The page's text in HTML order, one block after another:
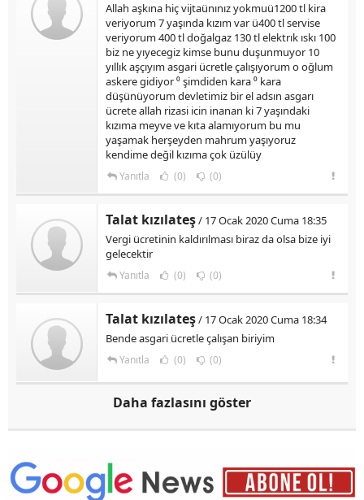
Allah aşkına hiç vijtaünınız yokmuü1200 tl kira
veriyorum 7 yaşında kızım var ü400 tl servise
veriyorum 400 tl doğalgaz 130 tl elektrık ıskı 100
biz ne yıyecegiz kimse bunu duşunmuyor 10
yıllık aşçıyım asgari ücretle çalışıyorum o oğlum
askere gidiyor ⁰ şimdiden kara ⁰ kara
düşünüyorum devletimiz bir el adsın asgarı
ücrete allah rizasi icin inanan ki 7 yaşındaki
kızıma meyve ve kıta alamıyorum bu mu
yaşamak herşeyden mahrum yaşıyoruz
kendime değil kızıma çok üzülüy
Yanıtla (0) (0)
Talat kızılateş/ 17 Ocak 2020 Cuma 18:35
Vergi ücretinin kaldırılması biraz da olsa bize iyi
gelecektir
Yanıtla (0) (0)
Talat kızılateş/ 17 Ocak 2020 Cuma 18:34
Bende asgari ücretle çalışan biriyim
Yanıtla (0) (0)
Daha fazlasını göster